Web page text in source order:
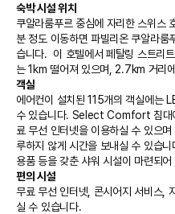
숙박 시설 위치
쿠알라룸푸르 중심에 자리한 스위스
분 정도 이동하면 파빌리온 쿠알라룸
습니다.  이 호텔에서 페탈링 스트
는 1km 떨어져 있으며, 2.7km 거리
객실
에어컨이 설치된 115개의 객실에는
수 있습니다. Select Comfort 침대
료 무선 인터넷을 이용하실 수 있으
루하지 않게 시간을 보내실 수 있습
용품 등을 갖춘 샤워 시설이 마련되어
편의 시설
무료 무선 인터넷, 콘시어지 서비스,
실 수 있습니다.